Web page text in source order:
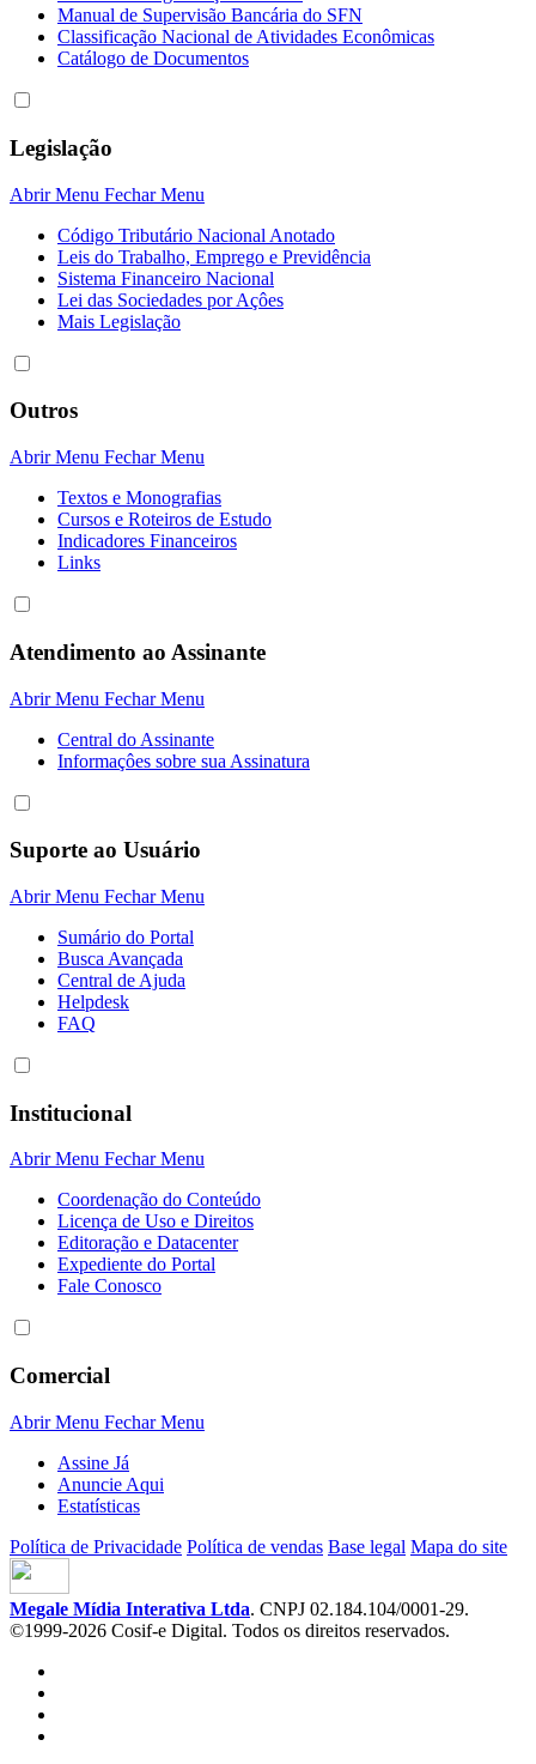
Manual de Supervisão Bancária do SFN
Classificação Nacional de Atividades Econômicas
Catálogo de Documentos
Legislação
Abrir Menu Fechar Menu
Código Tributário Nacional Anotado
Leis do Trabalho, Emprego e Previdência
Sistema Financeiro Nacional
Lei das Sociedades por Açôes
Mais Legislação
Outros
Abrir Menu Fechar Menu
Textos e Monografias
Cursos e Roteiros de Estudo
Indicadores Financeiros
Links
Atendimento ao Assinante
Abrir Menu Fechar Menu
Central do Assinante
Informaçôes sobre sua Assinatura
Suporte ao Usuário
Abrir Menu Fechar Menu
Sumário do Portal
Busca Avançada
Central de Ajuda
Helpdesk
FAQ
Institucional
Abrir Menu Fechar Menu
Coordenação do Conteúdo
Licença de Uso e Direitos
Editoração e Datacenter
Expediente do Portal
Fale Conosco
Comercial
Abrir Menu Fechar Menu
Assine Já
Anuncie Aqui
Estatísticas
Política de Privacidade Política de vendas Base legal Mapa do site
Megale Mídia Interativa Ltda. CNPJ 02.184.104/0001-29.
©1999-2026 Cosif-e Digital. Todos os direitos reservados.